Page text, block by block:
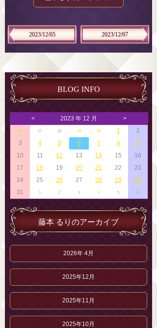
2023/12/05 2023/12/07
BLOG INFO
< 2023 年 12 月 >
26 27 28 29 30 1
2
3
4 5 6 7 8
9
10
11 12 13 14 15
16
17
18 19 20 21 22
23
24
25 26 27 28 29
30
31
1 2 3 4 5 6
藤本 るりのアーカイブ
2026年 4月
2025年12月
2025年11月
2025年10月